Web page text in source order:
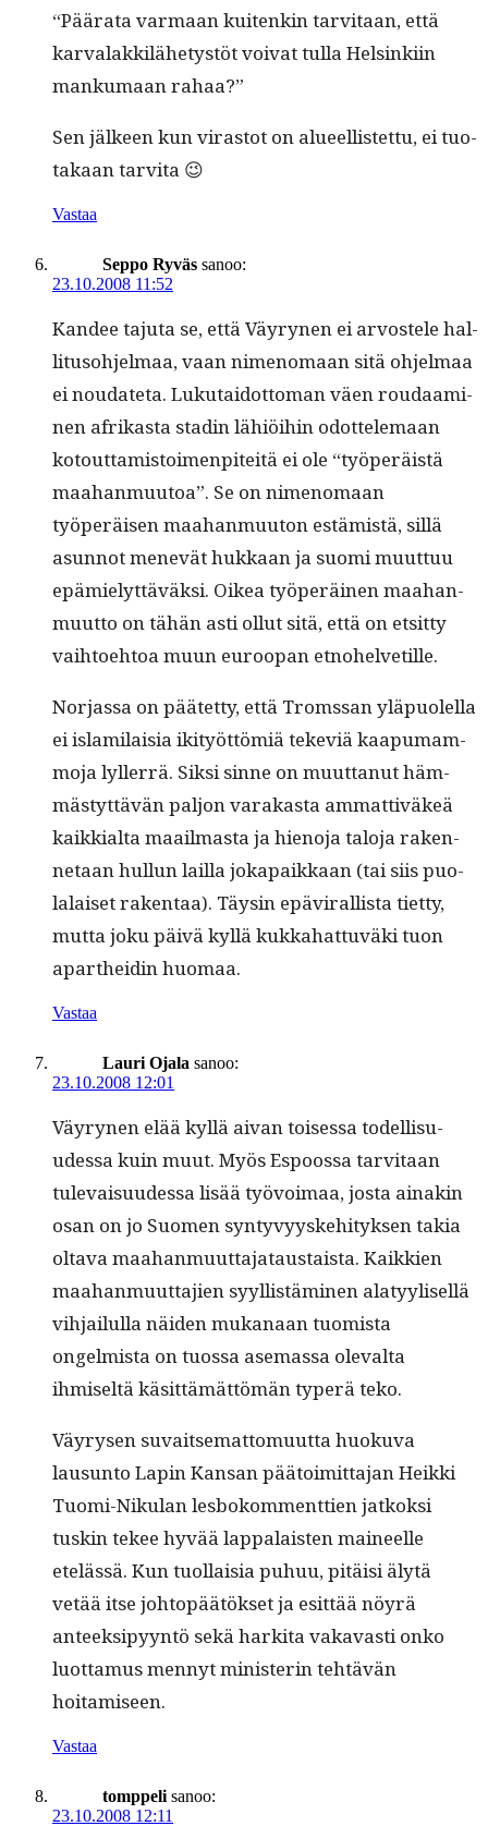
“Päära­ta var­maan kuitenkin tarvi­taan, että
kar­valakkilähetys­töt voivat tul­la Helsinki­in
manku­maan rahaa?”
Sen jäl­keen kun viras­tot on alueel­lis­tet­tu, ei tuo­
takaan tarvita 😉
Vastaa
Seppo Ryväs sanoo:
23.10.2008 11:52
Kandee taju­ta se, että Väyry­nen ei arvostele hal­
li­tu­so­hjel­maa, vaan nimeno­maan sitä ohjel­maa
ei nou­date­ta. Luku­taidot­toman väen roudaami­
nen afrikas­ta stadin lähiöi­hin odot­tele­maan
kotout­tamis­toimen­piteitä ei ole “työperäistä
maa­han­muu­toa”. Se on nimeno­maan
työperäisen maa­han­muu­ton estämistä, sil­lä
asun­not menevät hukkaan ja suo­mi muut­tuu
epämielyt­täväk­si. Oikea työperäi­nen maa­han­
muut­to on tähän asti ollut sitä, että on etsit­ty
vai­h­toe­htoa muun euroopan etnohelvetille.
Nor­jas­sa on päätet­ty, että Tromssan yläpuolel­la
ei islami­laisia iki­työt­tömiä teke­viä kaa­pumam­
mo­ja lyller­rä. Sik­si sinne on muut­tanut häm­
mästyt­tävän paljon varakas­ta ammat­tiväkeä
kaikkial­ta maail­mas­ta ja hieno­ja talo­ja raken­
netaan hul­lun lail­la joka­paikkaan (tai siis puo­
lalaiset rak­en­taa). Täysin epävi­ral­lista tiet­ty,
mut­ta joku päivä kyl­lä kukka­hat­tuvä­ki tuon
aparthei­din huomaa.
Vastaa
Lauri Ojala sanoo:
23.10.2008 12:01
Väyry­nen elää kyl­lä aivan toises­sa todel­lisu­
udessa kuin muut. Myös Espoos­sa tarvi­taan
tule­vaisu­udessa lisää työvoimaa, jos­ta ainakin
osan on jo Suomen syn­tyvyyske­hi­tyk­sen takia
olta­va maa­han­muut­ta­jataus­taista. Kaikkien
maa­han­muut­ta­jien syyl­listämi­nen alatyylisel­lä
vih­jailul­la näi­den mukanaan tuomista
ongelmista on tuos­sa ase­mas­sa ole­val­ta
ihmiseltä käsit­tämät­tömän type­rä teko.
Väyry­sen suvait­se­mat­to­muut­ta huoku­va
lausun­to Lapin Kansan pää­toimit­ta­jan Heik­ki
Tuo­mi-Niku­lan les­bokom­ment­tien jatkok­si
tuskin tekee hyvää lap­palais­ten maineelle
etelässä. Kun tuol­laisia puhuu, pitäisi älytä
vetää itse johtopäätök­set ja esit­tää nöyrä
anteek­sipyyn­tö sekä harki­ta vakavasti onko
luot­ta­mus men­nyt min­is­terin tehtävän
hoitamiseen.
Vastaa
tomppeli sanoo:
23.10.2008 12:11